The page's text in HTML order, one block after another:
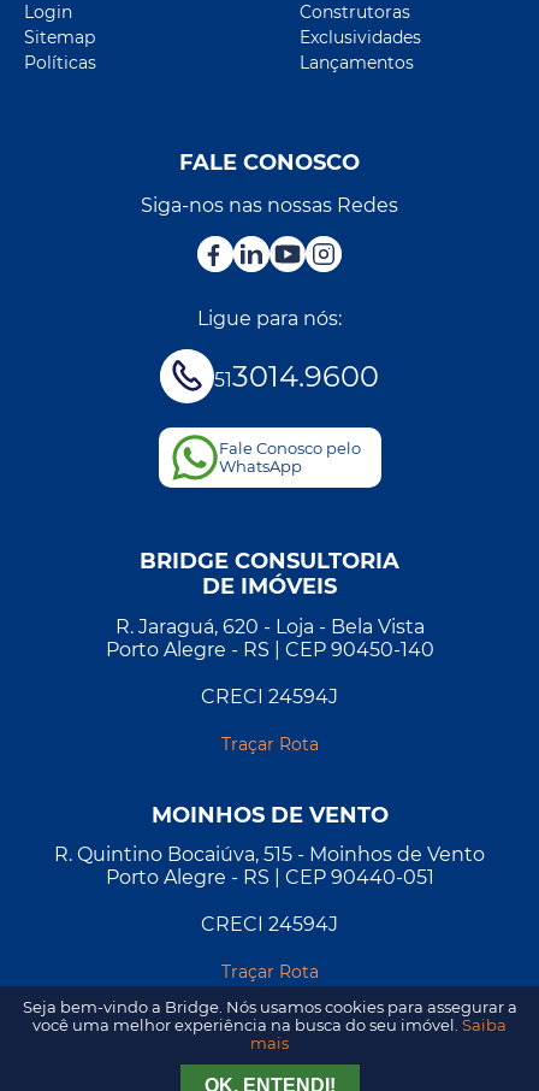
Tirar Dúvida Agendar Visita
Login
Sitemap
Políticas
Construtoras
Exclusividades
Lançamentos
FALE CONOSCO
Siga-nos nas nossas Redes
Ligue para nós:
513014.9600
Fale Conosco pelo
WhatsApp
BRIDGE CONSULTORIA
DE IMÓVEIS
R. Jaraguá, 620 - Loja - Bela Vista
Porto Alegre - RS | CEP 90450-140
CRECI 24594J
Traçar Rota
MOINHOS DE VENTO
R. Quintino Bocaiúva, 515 - Moinhos de Vento
Porto Alegre - RS | CEP 90440-051
CRECI 24594J
Traçar Rota
Seja bem-vindo a Bridge. Nós usamos cookies para assegurar a
você uma melhor experiência na busca do seu imóvel. Saiba
mais
OK, ENTENDI!